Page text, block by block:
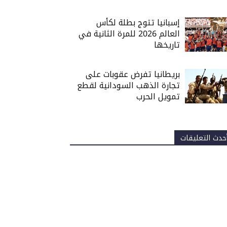
إسبانيا تتوج بطلة لكأس
العالم 2026 للمرة الثانية في
تاريخها
بريطانيا تفرض عقوبات على
تجارة الذهب السودانية لقطع
تمويل الحرب
التعليقات